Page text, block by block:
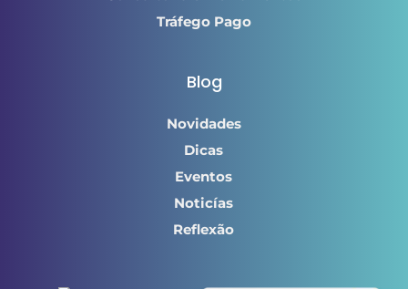
Tráfego Pago
Blog
Novidades
Dicas
Eventos
Noticías
Reflexão